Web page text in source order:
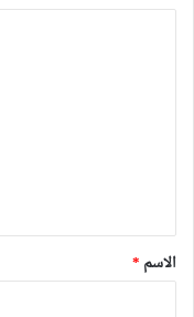
*
الاسم *